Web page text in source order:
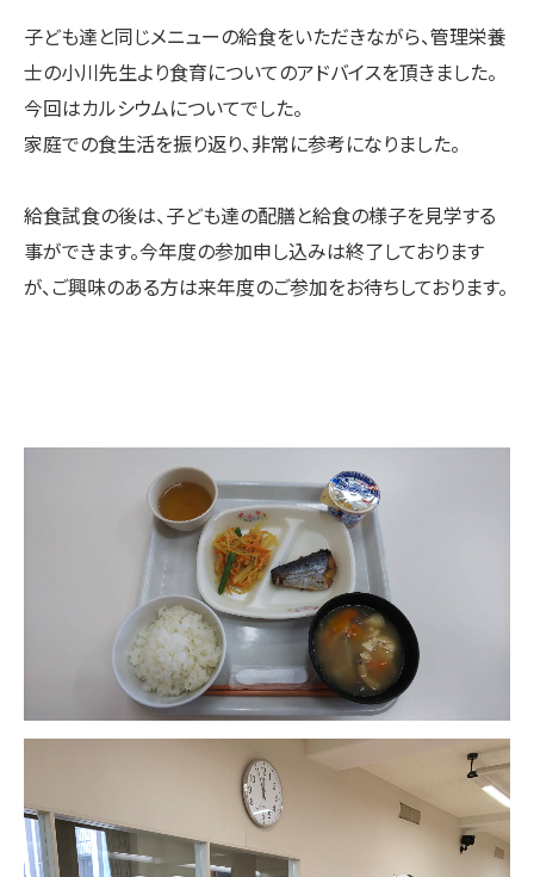
子ども達と同じメニューの給食をいただきながら、管理栄養
士の小川先生より食育についてのアドバイスを頂きました。
今回はカルシウムについてでした。
家庭での食生活を振り返り、非常に参考になりました。
給食試食の後は、子ども達の配膳と給食の様子を見学する
事ができます。今年度の参加申し込みは終了しております
が、ご興味のある方は来年度のご参加をお待ちしております。